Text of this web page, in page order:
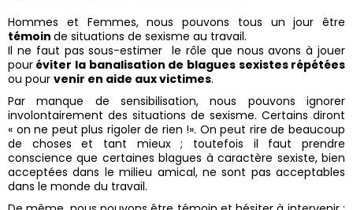
Hommes et Femmes, nous pouvons tous un jour être
témoin de situations de sexisme au travail.
Il ne faut pas sous-estimer le rôle que nous avons à jouer
pour éviter la banalisation de blagues sexistes répétées
ou pour venir en aide aux victimes.
Par manque de sensibilisation, nous pouvons ignorer
involontairement des situations de sexisme. Certains diront
« on ne peut plus rigoler de rien !». On peut rire de beaucoup
de choses et tant mieux ; toutefois il faut prendre
conscience que certaines blagues à caractère sexiste, bien
acceptées dans le milieu amical, ne sont pas acceptables
dans le monde du travail.